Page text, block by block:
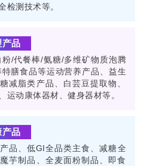
检测技术等。
产品
/代餐棒/氨糖/多维矿物质泡腾
特膳食品等运动营养产品、益生
减脂类产品、白芸豆提取物、
运动康体器材、健身器材等。
产品
品、低GI全品类主食、减糖全
芋制品、全麦面粉制品、即食